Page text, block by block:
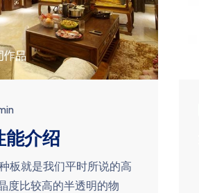
介绍
板就是我们平时所说的高
度比较高的半透明的物